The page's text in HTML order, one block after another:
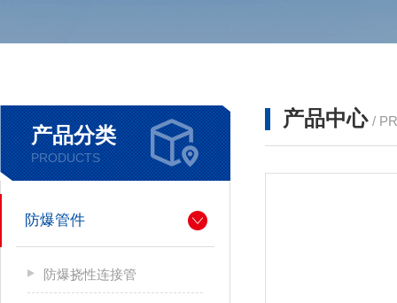
产品分类
PRODUCTS
防爆管件
防爆挠性连接管
产品中心 /